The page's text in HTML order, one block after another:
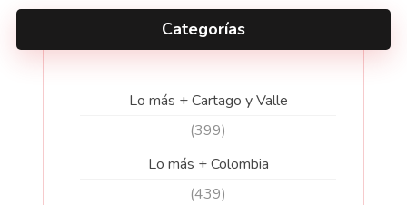
Categorías
Lo más + Cartago y Valle
(399)
Lo más + Colombia
(439)